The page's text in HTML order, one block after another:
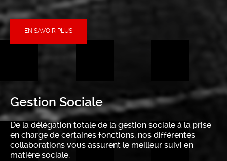
EN SAVOIR PLUS
Gestion Sociale
De la délégation totale de la gestion sociale à la prise
en charge de certaines fonctions, nos différentes
collaborations vous assurent le meilleur suivi en
matière sociale.